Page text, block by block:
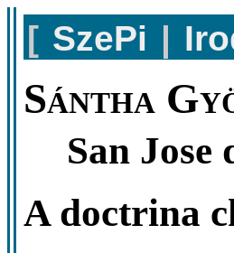
[ SzePi |
Sántha
San Jose
A doctrina